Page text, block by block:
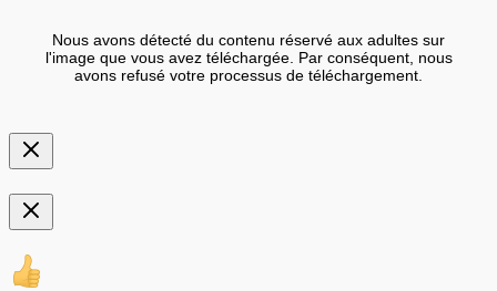
Nous avons détecté du contenu réservé aux adultes sur
l'image que vous avez téléchargée. Par conséquent, nous
avons refusé votre processus de téléchargement.